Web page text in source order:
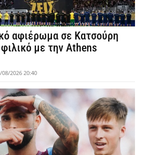
αφιέρωμα σε Κατσούρη
με την Athens
08/2026 20:40